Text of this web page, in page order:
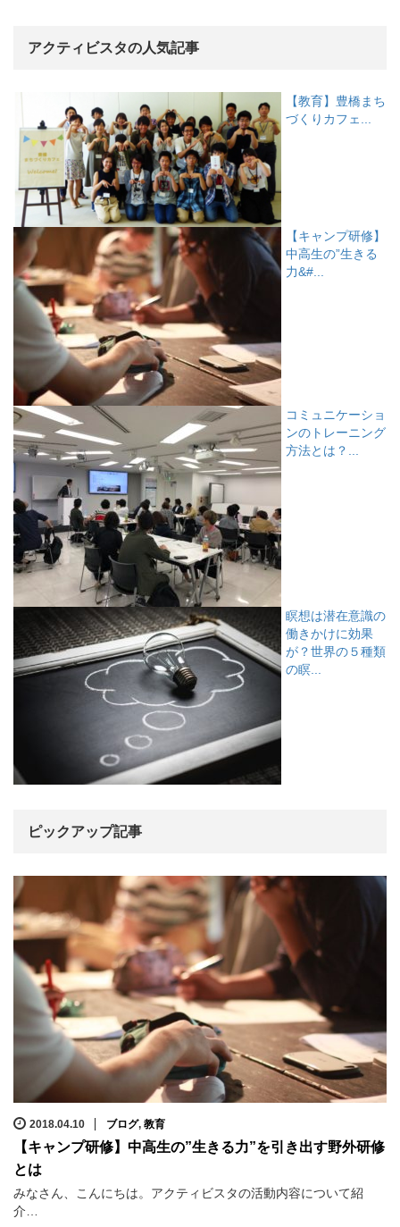
アクティビスタの人気記事
【教育】豊橋まち
づくりカフェ...
【キャンプ研修】
中高生の”生きる
力&#...
コミュニケーショ
ンのトレーニング
方法とは？...
瞑想は潜在意識の
働きかけに効果
が？世界の５種類
の瞑...
ピックアップ記事
2018.04.10 ブログ, 教育
【キャンプ研修】中高生の”生きる力”を引き出す野外研修
とは
みなさん、こんにちは。アクティビスタの活動内容について紹
介…